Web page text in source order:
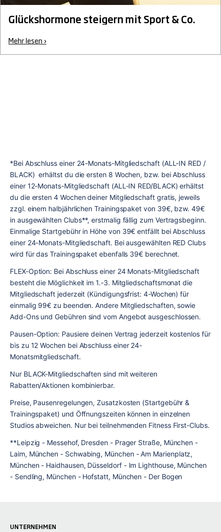
Glückshormone steigern mit Sport & Co.
Mehr lesen ›
*Bei Abschluss einer 24-Monats-Mitgliedschaft (ALL-IN RED /
BLACK)  erhältst du die ersten 8 Wochen, bzw. bei Abschluss
einer 12-Monats-Mitgliedschaft (ALL-IN RED/BLACK) erhältst
du die ersten 4 Wochen deiner Mitgliedschaft gratis, jeweils
zzgl. einem halbjährlichen Trainingspaket von 39€, bzw. 49€
in ausgewählten Clubs**, erstmalig fällig zum Vertragsbeginn.
Einmalige Startgebühr in Höhe von 39€ entfällt bei Abschluss
einer 24-Monats-Mitgliedschaft. Bei ausgewählten RED Clubs
wird für das Trainingspaket ebenfalls 39€ berechnet.
FLEX-Option: Bei Abschluss einer 24 Monats-Mitgliedschaft
besteht die Möglichkeit im 1.-3. Mitgliedschaftsmonat die
Mitgliedschaft jederzeit (Kündigungsfrist: 4-Wochen) für
einmalig 99€ zu beenden. Andere Mitgliedschaften, sowie
Add-Ons und Gebühren sind vom Angebot ausgeschlossen.
Pausen-Option: Pausiere deinen Vertrag jederzeit kostenlos für
bis zu 12 Wochen bei Abschluss einer 24-
Monatsmitgliedschaft.
Nur BLACK-Mitgliedschaften sind mit weiteren
Rabatten/Aktionen kombinierbar.
Preise, Pausenregelungen, Zusatzkosten (Startgebühr &
Trainingspaket) und Öffnungszeiten können in einzelnen
Studios abweichen. Nur bei teilnehmenden Fitness First-Clubs.
**Leipzig - Messehof, Dresden - Prager Straße, München -
Laim, München - Schwabing, München - Am Marienplatz,
München - Haidhausen, Düsseldorf - Im Lighthouse, München
- Sendling, München - Hofstatt, München - Der Bogen
UNTERNEHMEN